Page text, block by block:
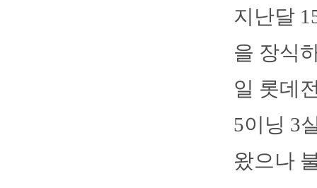
지난달
을 장식
일 롯데
5이닝 3
왔으나